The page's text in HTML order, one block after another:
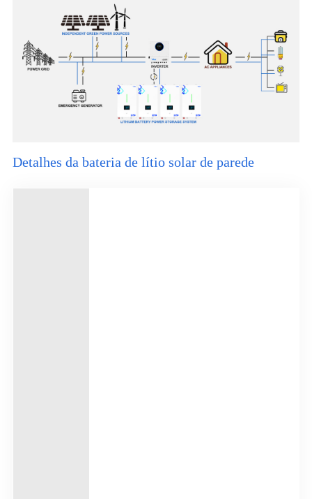
Detalhes da bateria de lítio solar de parede